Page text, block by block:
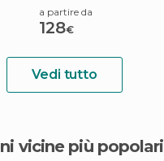
a partire da
128€
Vedi tutto
vicine più popolari